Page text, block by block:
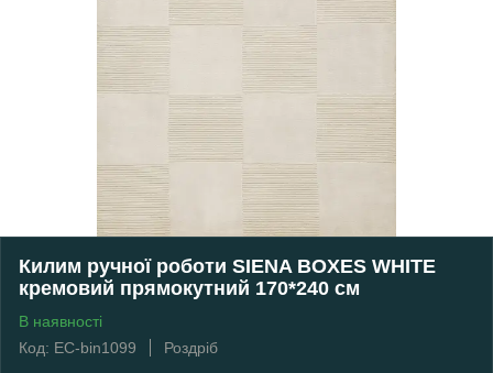
Килим ручної роботи SIENA BOXES WHITE
кремовий прямокутний 170*240 см
В наявності
Код: EC-bin1099
Роздріб